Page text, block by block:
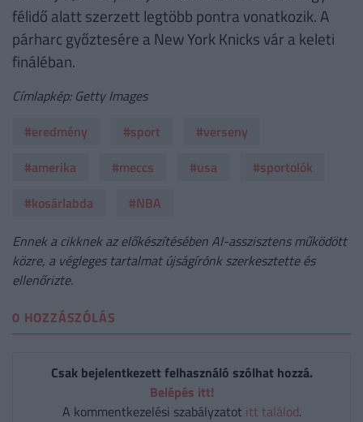
félidő alatt szerzett legtöbb pontra vonatkozik. A
párharc győztesére a New York Knicks vár a keleti
fináléban.
Címlapkép: Getty Images
#eredmény
#sport
#verseny
#amerika
#meccs #usa
#sportolók
#kosárlabda
#NBA
Ennek a cikknek az előkészítésében AI-asszisztens működött
közre, a végleges tartalmat újságírónk szerkesztette és
ellenőrizte.
0 HOZZÁSZÓLÁS
Csak bejelentkezett felhasználó szólhat hozzá.
Belépés itt!
A kommentkezelési szabályzatot itt találod.